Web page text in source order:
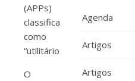
(APPs)
classificados
como
“utilitários”.
O
Agenda
Artigos
Artigos